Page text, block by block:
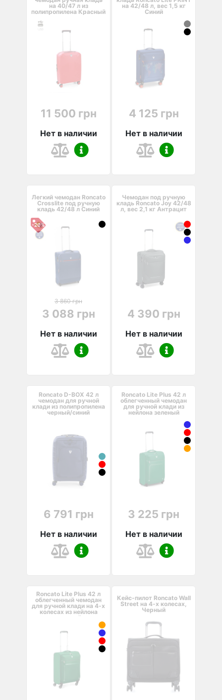
на 40/47 л из
полипропилена Красный
11 500 грн
Нет в наличии
на 42/48 л, вес 1,5 кг
Синий
4 125 грн
Нет в наличии
Легкий чемодан Roncato
Crosslite под ручную
кладь 42/48 л Синий
-20%
3 860 грн
3 088 грн
Нет в наличии
Чемодан под ручную
кладь Roncato Joy 42/48
л, вес 2,1 кг Антрацит
4 390 грн
Нет в наличии
Roncato D-BOX 42 л
чемодан для ручной
клади из полипропилена
черный/синий
6 791 грн
Нет в наличии
Roncato Lite Plus 42 л
облегченный чемодан
для ручной клади из
нейлона зеленый
3 225 грн
Нет в наличии
Roncato Lite Plus 42 л
облегченный чемодан
для ручной клади на 4-х
колесах из нейлона
зеленый
Кейс-пилот Roncato Wall
Street на 4-х колесах,
Черный